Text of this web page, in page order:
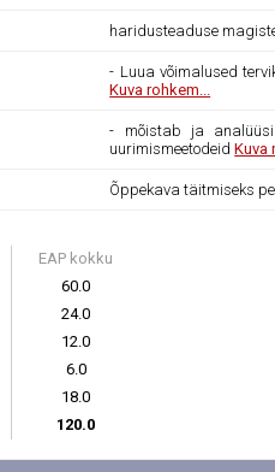
haridusteaduse
- Luua võimalused
Kuva rohkem...
- mõistab ja
uurimismeetodeid Kuva
Õppekava täitmiseks
EAP kokku
60.0
24.0
12.0
6.0
18.0
120.0